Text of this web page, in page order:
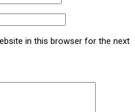
in this browser for the next